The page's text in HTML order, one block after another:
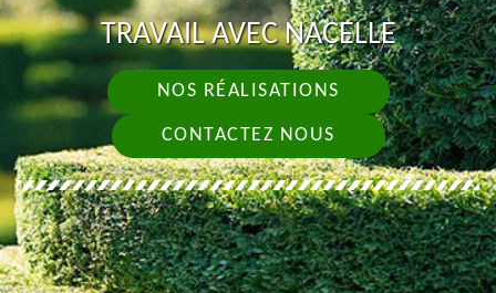
TRAVAIL AVEC NACELLE
NOS RÉALISATIONS
CONTACTEZ NOUS